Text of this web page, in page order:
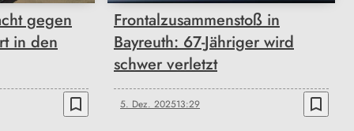
gegen
in den
bookmark_border
Frontalzusammenstoß in
Bayreuth: 67-Jähriger wird
schwer verletzt
5. Dez. 202513:29 bookmark_border